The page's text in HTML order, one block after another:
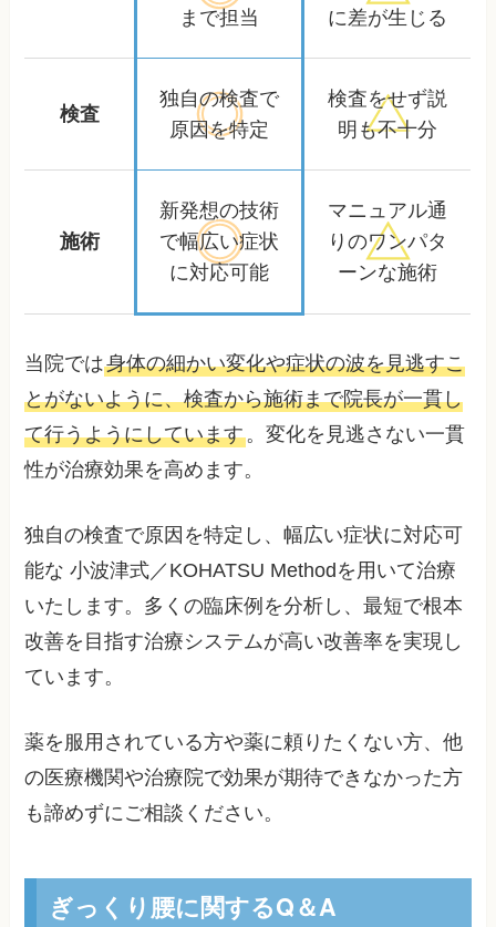
まで担当
に差が生じる
検査
独自の検査で
原因を特定
検査をせず説
明も不十分
施術
新発想の技術
で幅広い症状
に対応可能
マニュアル通
りのワンパタ
ーンな施術
当院では身体の細かい変化や症状の波を見逃すこ
とがないように、検査から施術まで院長が一貫し
て行うようにしています。変化を見逃さない一貫
性が治療効果を高めます。
独自の検査で原因を特定し、幅広い症状に対応可
能な 小波津式／KOHATSU Methodを用いて治療
いたします。多くの臨床例を分析し、最短で根本
改善を目指す治療システムが高い改善率を実現し
ています。
薬を服用されている方や薬に頼りたくない方、他
の医療機関や治療院で効果が期待できなかった方
も諦めずにご相談ください。
ぎっくり腰に関するQ＆A